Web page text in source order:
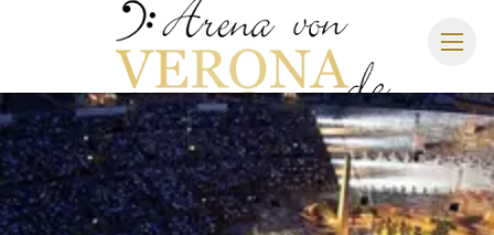
ARENA DI VERONA
SPIELPLAN 2026